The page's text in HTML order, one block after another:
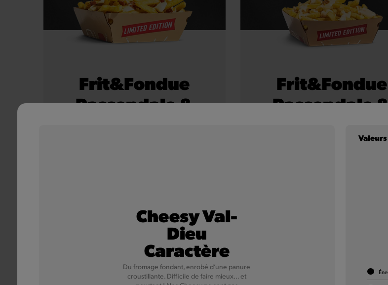
Frit&Fondue
Passendale &
Frit&Fondue
Passendale
Cheesy Val-
Dieu
Caractère
Du fromage fondant, enrobé d’une panure
croustillante. Difficile de faire mieux… et